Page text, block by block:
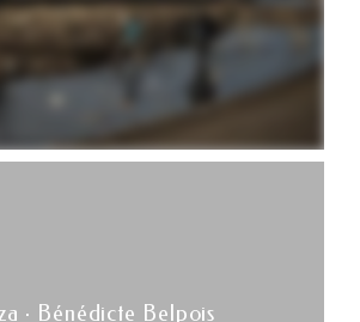
· Bénédicte Belpois